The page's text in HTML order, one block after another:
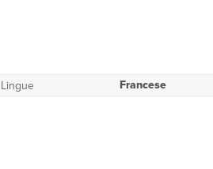
Lingue Francese